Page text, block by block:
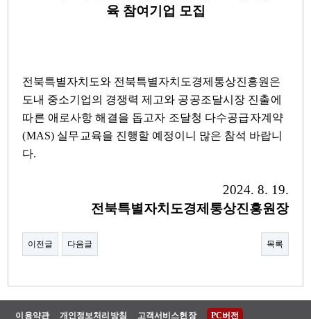
육 참여기업 모집
전북특별자치도와 전북특별자치도경제통상진흥원은
도내 중소기업의 경쟁력 제고와 공공조달시장 진출에
따른 애로사항 해결을 돕고자 조달청 다수공급자계약
(MAS) 실무 교육을 진행할 예정이니 많은 참석 바랍니
다.
2024. 8. 19.
전북특별자치도경제통상진흥원장
이전글 다음글 목록
이용약관 개인정보처리방침 고객서비스헌장 PC버전